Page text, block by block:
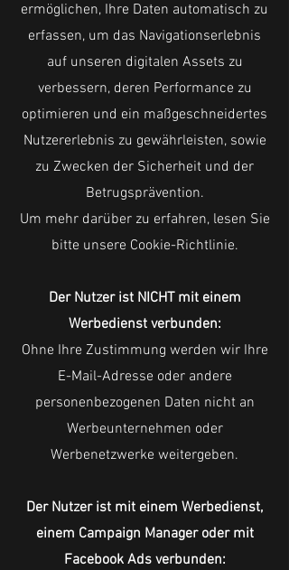
ermöglichen, Ihre Daten automatisch zu
erfassen, um das Navigationserlebnis
auf unseren digitalen Assets zu
verbessern, deren Performance zu
optimieren und ein maßgeschneidertes
Nutzererlebnis zu gewährleisten, sowie
zu Zwecken der Sicherheit und der
Betrugsprävention.
Um mehr darüber zu erfahren, lesen Sie
bitte unsere Cookie-Richtlinie.
Der Nutzer ist NICHT mit einem
Werbedienst verbunden:
Ohne Ihre Zustimmung werden wir Ihre
E-Mail-Adresse oder andere
personenbezogenen Daten nicht an
Werbeunternehmen oder
Werbenetzwerke weitergeben.
Der Nutzer ist mit einem Werbedienst,
einem Campaign Manager oder mit
Facebook Ads verbunden: